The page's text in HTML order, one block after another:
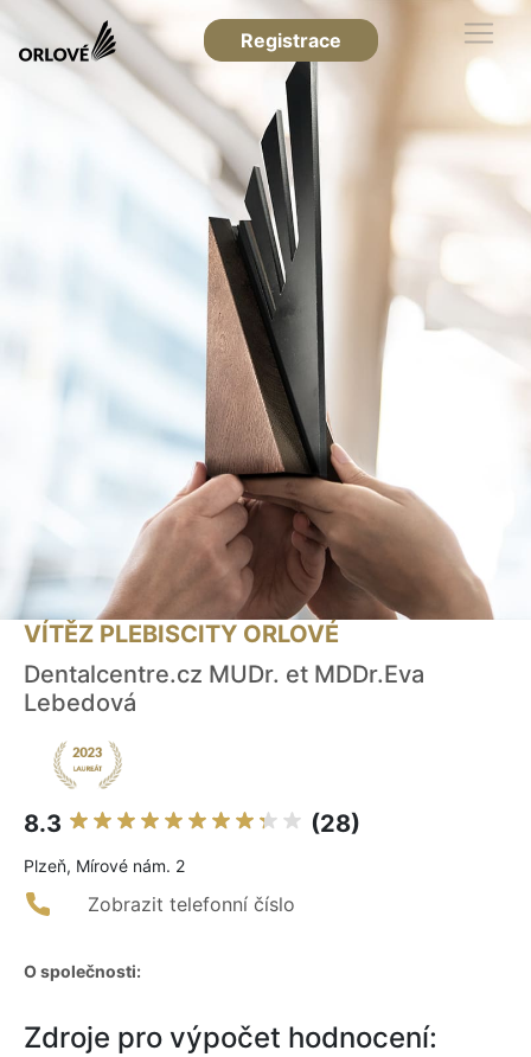
Registrace
VÍTĚZ PLEBISCITY ORLOVÉ
Dentalcentre.cz MUDr. et MDDr.Eva
Lebedová
8.3 (28)
Plzeň, Mírové nám. 2
Zobrazit telefonní číslo
O společnosti:
Zdroje pro výpočet hodnocení: